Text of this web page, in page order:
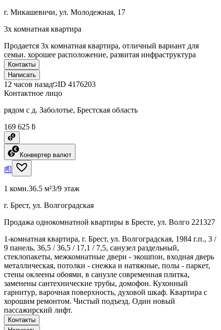
г. Микашевичи, ул. Молодежная, 17
3х комнатная квартира
Продается 3х комнатная квартира, отличный вариант для
семьи. хорошее расположение, развитая инфраструктура
Контакты
Написать
12 часов назад ID 4176203
Контактное лицо
рядом с д. Заболотье, Брестская область
169 625 ƃ
Конвертер валют
1 комн.36.5 м²3/9 этаж
г. Брест, ул. Волгоградская
Продажа однокомнатной квартиры в Бресте, ул. Волго 221327
1-комнатная квартира, г. Брест, ул. Волгоградская, 1984 г.п., 3 /
9 панель, 36,5 / 36,5 / 17,1 / 7,5, санузел раздельный,
стеклопакеты, межкомнатные двери - экошпон, входная дверь
металлическая, потолки - снежка и натяжные, полы - паркет,
стены оклеены обоями, в санузле современная плитка,
заменены сантехнические трубы, домофон. Кухонный
гарнитур, варочная поверхность, духовой шкаф. Квартира с
хорошим ремонтом. Чистый подъезд. Один новый
пассажирский лифт.
Контакты